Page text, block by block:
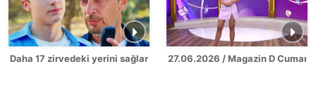
Daha 17 zirvedeki yerini sağlamlaştırdı!27.06.2026 / Magazin D